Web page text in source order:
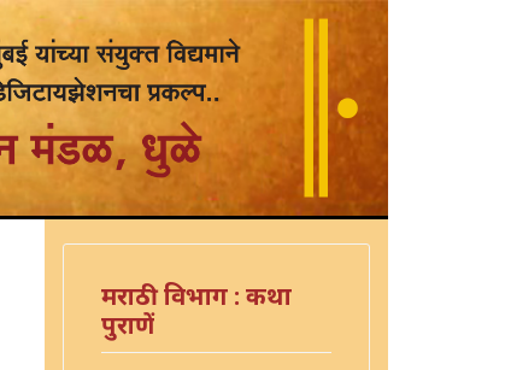
मराठी विभाग : कथा
पुराणें